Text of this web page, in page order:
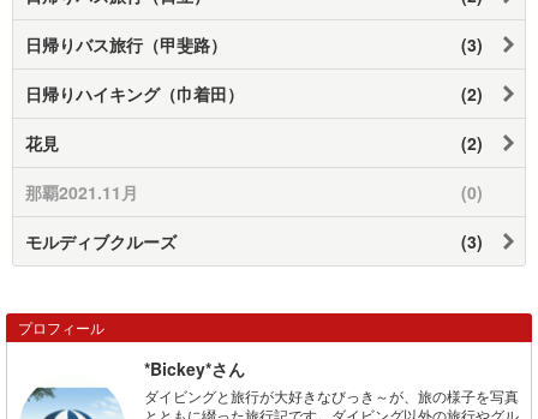
日帰りバス旅行（甲斐路） (3)
日帰りハイキング（巾着田） (2)
花見 (2)
那覇2021.11月 (0)
モルディブクルーズ (3)
プロフィール
*Bickey*さん
ダイビングと旅行が大好きなびっき～が、旅の様子を写真
とともに綴った旅行記です。ダイビング以外の旅行やグル